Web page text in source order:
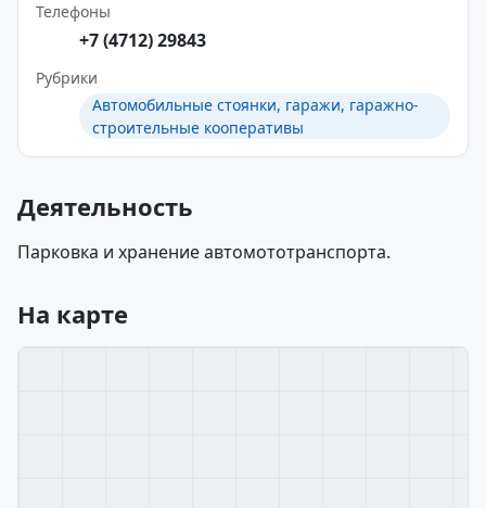
Телефоны
+7 (4712) 29843
Рубрики
Автомобильные стоянки, гаражи, гаражно-
строительные кооперативы
Деятельность
Парковка и хранение автомототранспорта.
На карте